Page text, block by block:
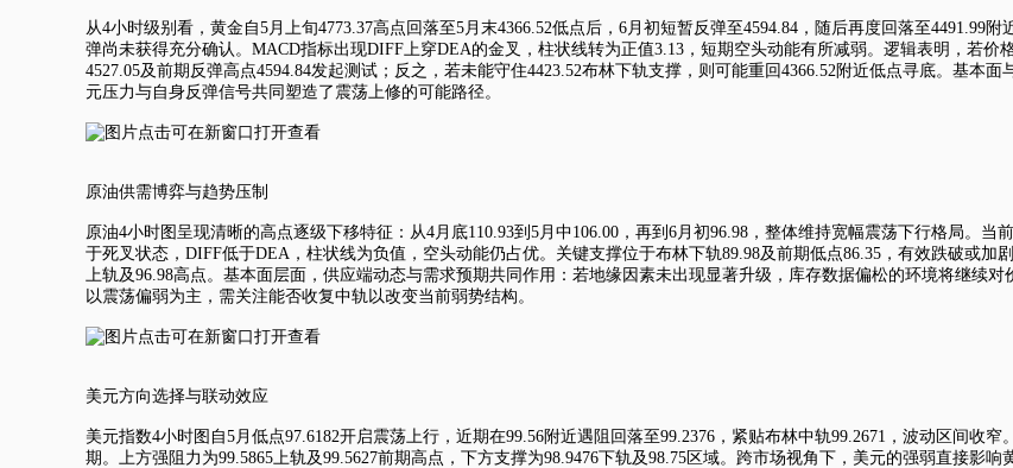
从4小时级别看，黄金自5月上旬4773.37高点回落至5月末4366.52低点后，6月初短暂反弹至4594.84，随后再度回落至4491.99
弹尚未获得充分确认。MACD指标出现DIFF上穿DEA的金叉，柱状线转为正值3.13，短期空头动能有所减弱。逻辑表明，若价
4527.05及前期反弹高点4594.84发起测试；反之，若未能守住4423.52布林下轨支撑，则可能重回4366.52附近低点寻底。基本
元压力与自身反弹信号共同塑造了震荡上修的可能路径。
原油供需博弈与趋势压制
原油4小时图呈现清晰的高点逐级下移特征：从4月底110.93到5月中106.00，再到6月初96.98，整体维持宽幅震荡下行格局。
于死叉状态，DIFF低于DEA，柱状线为负值，空头动能仍占优。关键支撑位于布林下轨89.98及前期低点86.35，有效跌破或加
上轨及96.98高点。基本面层面，供应端动态与需求预期共同作用：若地缘因素未出现显著升级，库存数据偏松的环境将继续
以震荡偏弱为主，需关注能否收复中轨以改变当前弱势结构。
美元方向选择与联动效应
美元指数4小时图自5月低点97.6182开启震荡上行，近期在99.56附近遇阻回落至99.2376，紧贴布林中轨99.2671，波动区间收
期。上方强阻力为99.5865上轨及99.5627前期高点，下方支撑为98.9476下轨及98.75区域。跨市场视角下，美元的强弱直接影